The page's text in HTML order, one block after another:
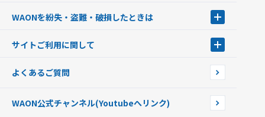
モバイルWAON
提携WAONカード
新型WAONステーション
WAONチャージャーmini
WAONを紛失・盗難・破損したときは
WAONカードの拾得について
サイトご利用に関して
企業情報
よくあるご質問
WAON公式チャンネル(Youtubeへリンク)